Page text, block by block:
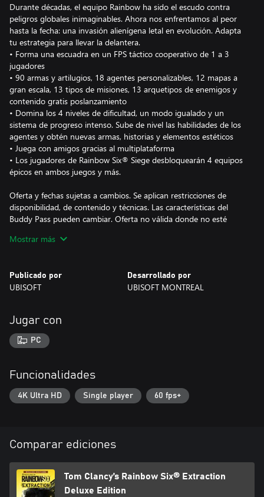
Durante décadas, el equipo Rainbow ha sido el escudo contra
peligros globales inimaginables. Ahora nos enfrentamos al peor
hasta la fecha: una invasión alienígena letal en evolución. Adapta
tu estrategia para llevar la delantera.
• Forma una escuadra en un FPS táctico cooperativo de 1 a 3
jugadores
• 90 armas y artilugios, 18 agentes personalizables, 12 mapas a
gran escala, 13 tipos de misiones, 13 arquetipos de enemigos y
contenido gratis poslanzamiento
• Domina los 4 niveles de dificultad, un modo igualado y un
sistema de progreso intenso. Sube de nivel las habilidades de los
agentes y obtén nuevas armas, historias y elementos estéticos
• Juega con amigos gracias al multiplataforma
• Los jugadores de Rainbow Six® Siege desbloquearán 4 equipos
épicos en ambos juegos y más.
Oferta y fechas sujetas a cambios. Se aplican restricciones de
disponibilidad, de contenido y técnicas. Las características del
Buddy Pass pueden cambiar. Oferta no válida donde no esté
Mostrar más
Publicado por
UBISOFT
Desarrollado por
UBISOFT MONTREAL
Jugar con
PC
Funcionalidades
4K Ultra HD Single player 60 fps+
Comparar ediciones
Tom Clancy’s Rainbow Six® Extraction
Deluxe Edition